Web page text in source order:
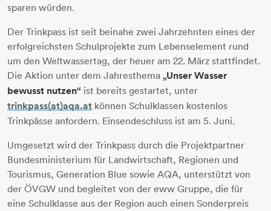
sparen würden.
Der Trinkpass ist seit beinahe zwei Jahrzehnten eines der
erfolgreichsten Schulprojekte zum Lebenselement rund
um den Weltwassertag, der heuer am 22. März stattfindet.
Die Aktion unter dem Jahresthema „Unser Wasser
bewusst nutzen“ ist bereits gestartet, unter
trinkpass(at)aqa.at können Schulklassen kostenlos
Trinkpässe anfordern. Einsendeschluss ist am 5. Juni.
Umgesetzt wird der Trinkpass durch die Projektpartner
Bundesministerium für Landwirtschaft, Regionen und
Tourismus, Generation Blue sowie AQA, unterstützt von
der ÖVGW und begleitet von der eww Gruppe, die für
eine Schulklasse aus der Region auch einen Sonderpreis